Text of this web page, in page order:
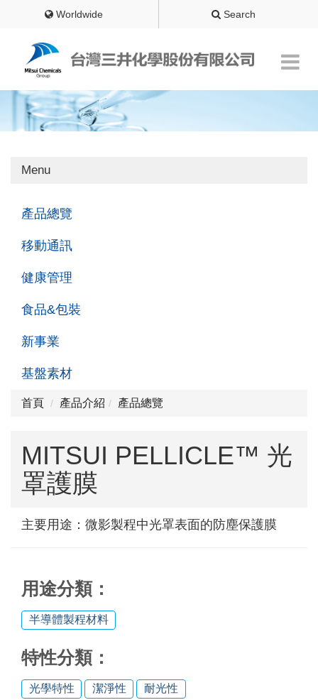
Worldwide Search
Menu
產品總覽
移動通訊
健康管理
食品&包裝
新事業
基盤素材
首頁 產品介紹 產品總覽
MITSUI PELLICLE™ 光
罩護膜
主要用途：微影製程中光罩表面的防塵保護膜
用途分類：
半導體製程材料
特性分類：
光學特性 潔淨性 耐光性